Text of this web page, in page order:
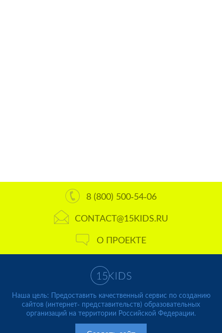
8 (800) 500-54-06
CONTACT@15KIDS.RU
О ПРОЕКТЕ
Наша цель: Предоставить качественный сервис по созданию
сайтов (интернет- представительств) образовательных
организаций на территории Российской Федерации.